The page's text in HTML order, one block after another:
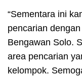
“Sementara ini
pencarian
Bengawan Solo.
area pencarian
kelompok.